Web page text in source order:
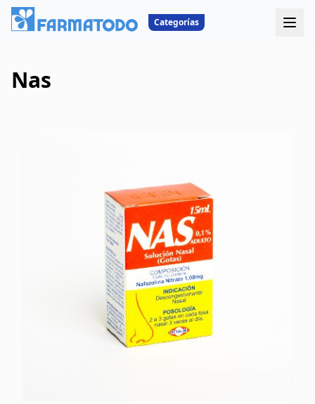
Categorías
Nas